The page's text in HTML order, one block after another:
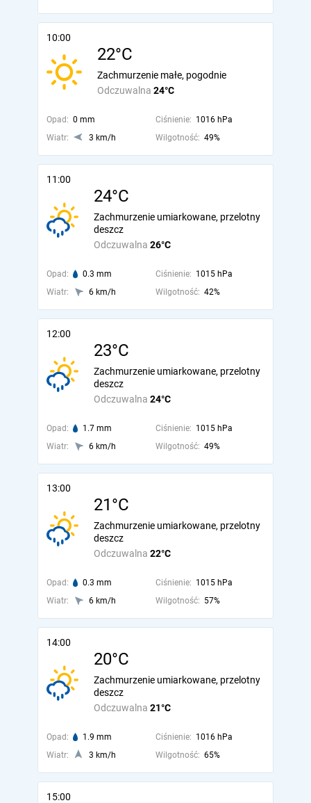
10:00
22°C
Odczuwalna 24°C
Zachmurzenie małe, pogodnie
Opad: 0 mm Ciśnienie: 1016 hPa
Wiatr:
3 km/h Wilgotność: 49%
11:00
24°C
Odczuwalna 26°C
Zachmurzenie umiarkowane, przelotny
deszcz
Opad: 0.3 mm Ciśnienie: 1015 hPa
Wiatr:
6 km/h Wilgotność: 42%
12:00
23°C
Odczuwalna 24°C
Zachmurzenie umiarkowane, przelotny
deszcz
Opad: 1.7 mm Ciśnienie: 1015 hPa
Wiatr:
6 km/h Wilgotność: 49%
13:00
21°C
Odczuwalna 22°C
Zachmurzenie umiarkowane, przelotny
deszcz
Opad: 0.3 mm Ciśnienie: 1015 hPa
Wiatr:
6 km/h Wilgotność: 57%
14:00
20°C
Odczuwalna 21°C
Zachmurzenie umiarkowane, przelotny
deszcz
Opad: 1.9 mm Ciśnienie: 1016 hPa
Wiatr:
3 km/h Wilgotność: 65%
15:00